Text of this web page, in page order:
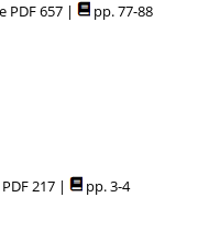
PDF 657 | pp. 77-88
217 | pp. 3-4